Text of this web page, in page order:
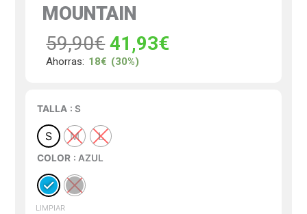
MOUNTAIN
59,90€ El
precio
original
41,93€precio
Ahorras: 18€ (30%)
TALLA : S
S M L
COLOR : AZUL
LIMPIAR